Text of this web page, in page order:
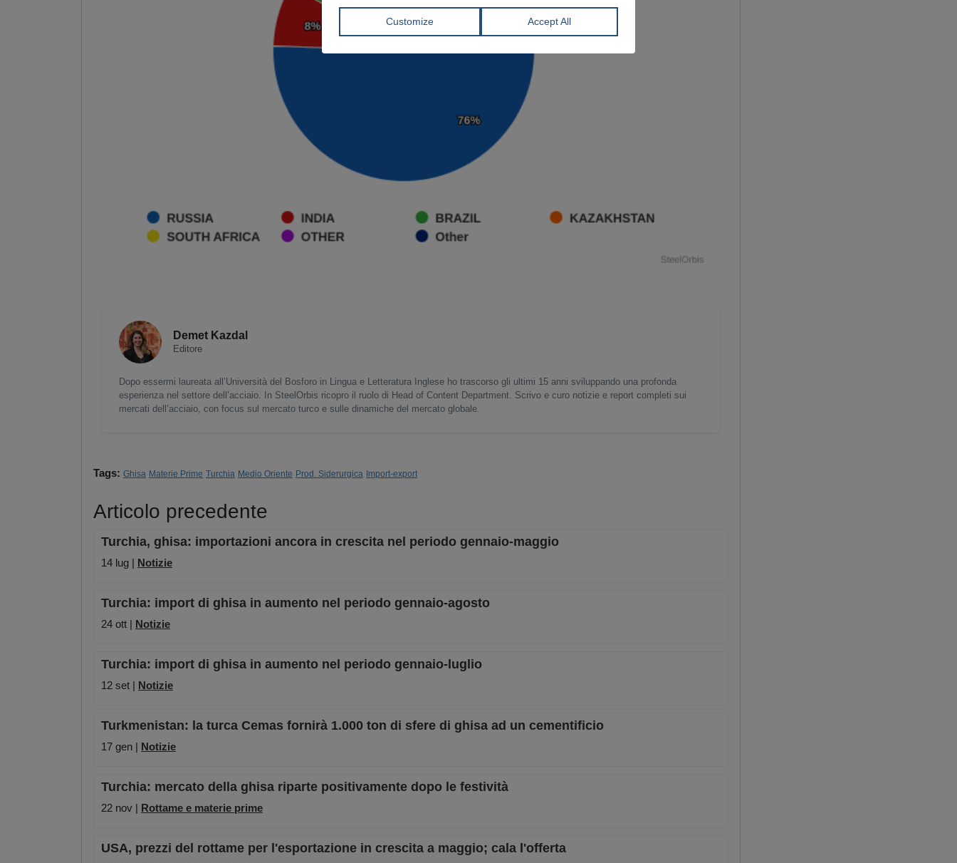
Demet Kazdal
Editore
Dopo essermi laureata all’Università del Bosforo in Lingua e Letteratura Inglese ho trascorso gli ultimi 15 anni sviluppando una profonda
esperienza nel settore dell’acciaio. In SteelOrbis ricopro il ruolo di Head of Content Department. Scrivo e curo notizie e report completi sui
mercati dell’acciaio, con focus sul mercato turco e sulle dinamiche del mercato globale.
Tags: Ghisa Materie Prime Turchia Medio Oriente Prod. Siderurgica Import-export
Articolo precedente
Turchia, ghisa: importazioni ancora in crescita nel periodo gennaio-maggio
14 lug | Notizie
Turchia: import di ghisa in aumento nel periodo gennaio-agosto
24 ott | Notizie
Turchia: import di ghisa in aumento nel periodo gennaio-luglio
12 set | Notizie
Turkmenistan: la turca Cemas fornirà 1.000 ton di sfere di ghisa ad un cementificio
17 gen | Notizie
Turchia: mercato della ghisa riparte positivamente dopo le festività
22 nov | Rottame e materie prime
USA, prezzi del rottame per l'esportazione in crescita a maggio; cala l'offerta